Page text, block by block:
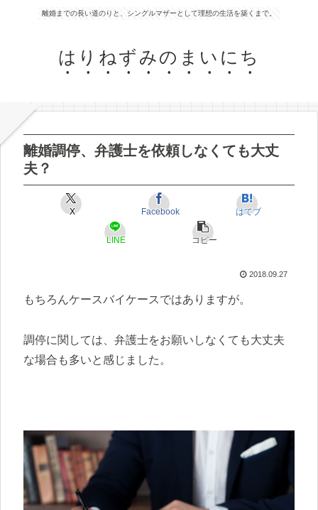
離婚までの長い道のりと、シングルマザーとして理想の生活を築くまで。
はりねずみのまいにち
離婚調停、弁護士を依頼しなくても大丈
夫？
X Facebook はてブ
LINE コピー
2018.09.27
もちろんケースバイケースではありますが。
調停に関しては、弁護士をお願いしなくても大丈夫
な場合も多いと感じました。